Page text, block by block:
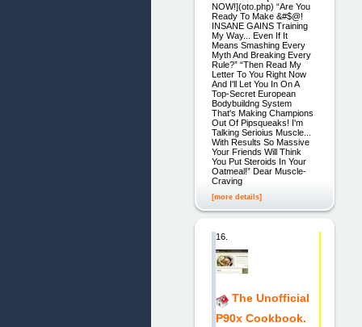
NOW!](oto.php) “Are You
Ready To Make &#$@!
INSANE GAINS Training
My Way... Even If It
Means Smashing Every
Myth And Breaking Every
Rule?” “Then Read My
Letter To You Right Now
And I'll Let You In On A
Top-Secret European
Bodybuildng System
That's Making Champions
Out Of Pipsqueaks! I'm
Talking Serioius Muscle...
With Results So Massive
Your Friends Will Think
You Put Steroids In Your
Oatmeal!” Dear Muscle-
Craving
[more details]
16.
The Unofficial
P90x Cookbook.